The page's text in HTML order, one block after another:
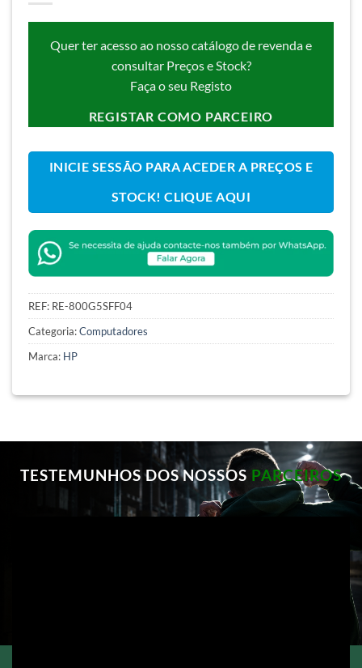
Quer ter acesso ao nosso catálogo de revenda e
consultar Preços e Stock?
Faça o seu Registo
REGISTAR COMO PARCEIRO
INICIE SESSÃO PARA ACEDER A PREÇOS E
STOCK! CLIQUE AQUI
REF: RE-800G5SFF04
Categoria:Computadores
Marca: HP
TESTEMUNHOS DOS NOSSOS PARCEIROS